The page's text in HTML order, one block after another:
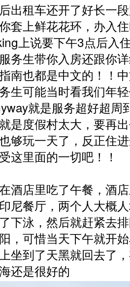
出租车还开了好长一
套上鲜花花环，办入
上说要下午3点后入
务生带你入房还跟你
南也都是中文的！！
生可能当时看我们年
就是服务超好超周
是度假村太大，要再
够玩一天了，反正住
这里面的一切吧！！
酒店里吃了午餐，酒
尼餐厅，两个人大概
下泳，然后就赶紧去
，可惜当天下午就开
坐到了天黑就回去了